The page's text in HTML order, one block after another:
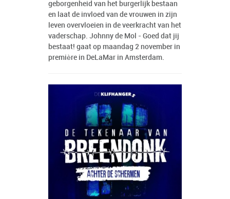
geborgenheid van het burgerlijk bestaan
en laat de invloed van de vrouwen in zijn
leven overvloeien in de veerkracht van het
vaderschap. Johnny de Mol - Goed dat jij
bestaat! gaat op maandag 2 november in
première in DeLaMar in Amsterdam.